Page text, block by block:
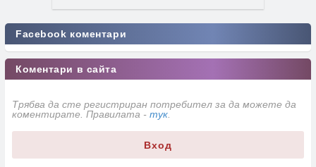
Facebook коментари
Коментари в сайта
Трябва да сте регистриран потребител за да можете да
коментирате. Правилата - тук
Вход